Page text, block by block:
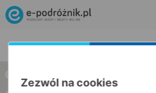
w jedną stronę
Zezwól na cookies